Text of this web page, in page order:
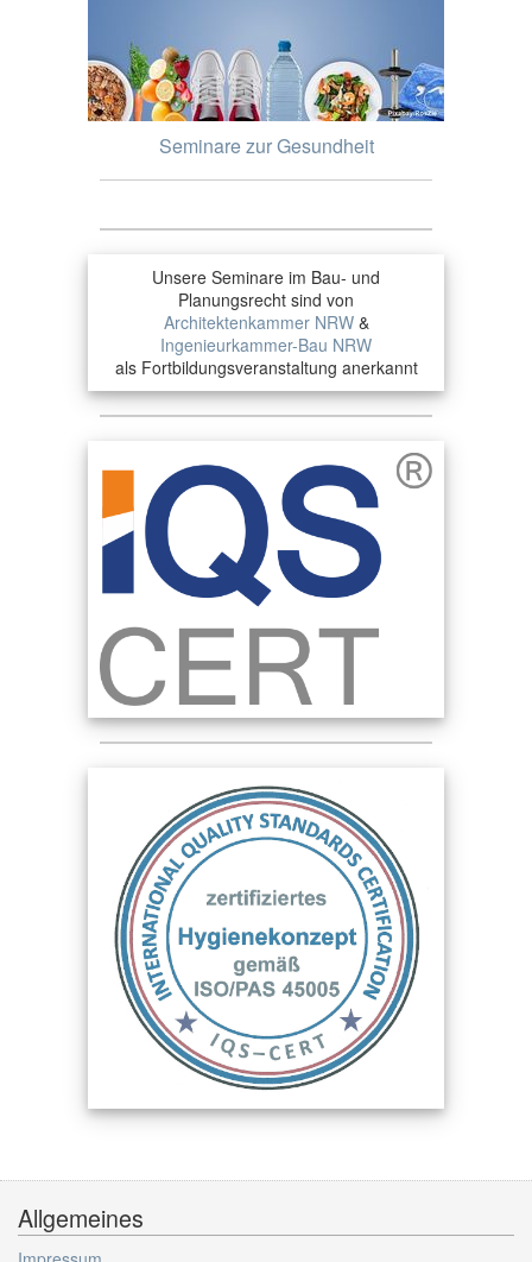
Seminare zur Gesundheit
Unsere Seminare im Bau- und
Planungsrecht sind von
Architektenkammer NRW&
Ingenieurkammer-Bau NRW
als Fortbildungsveranstaltung anerkannt
Allgemeines